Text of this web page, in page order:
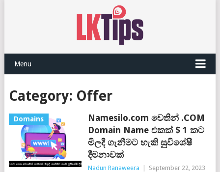
Menu
Category: Offer
Domains
Namesilo.com වෙතින් .COM
Domain Name එකක් $ 1 කට
මිලදී ගැනීමට හැකි සුවිශේෂී
දීමනාවක්
Nadun Ranaweera September 22, 2023